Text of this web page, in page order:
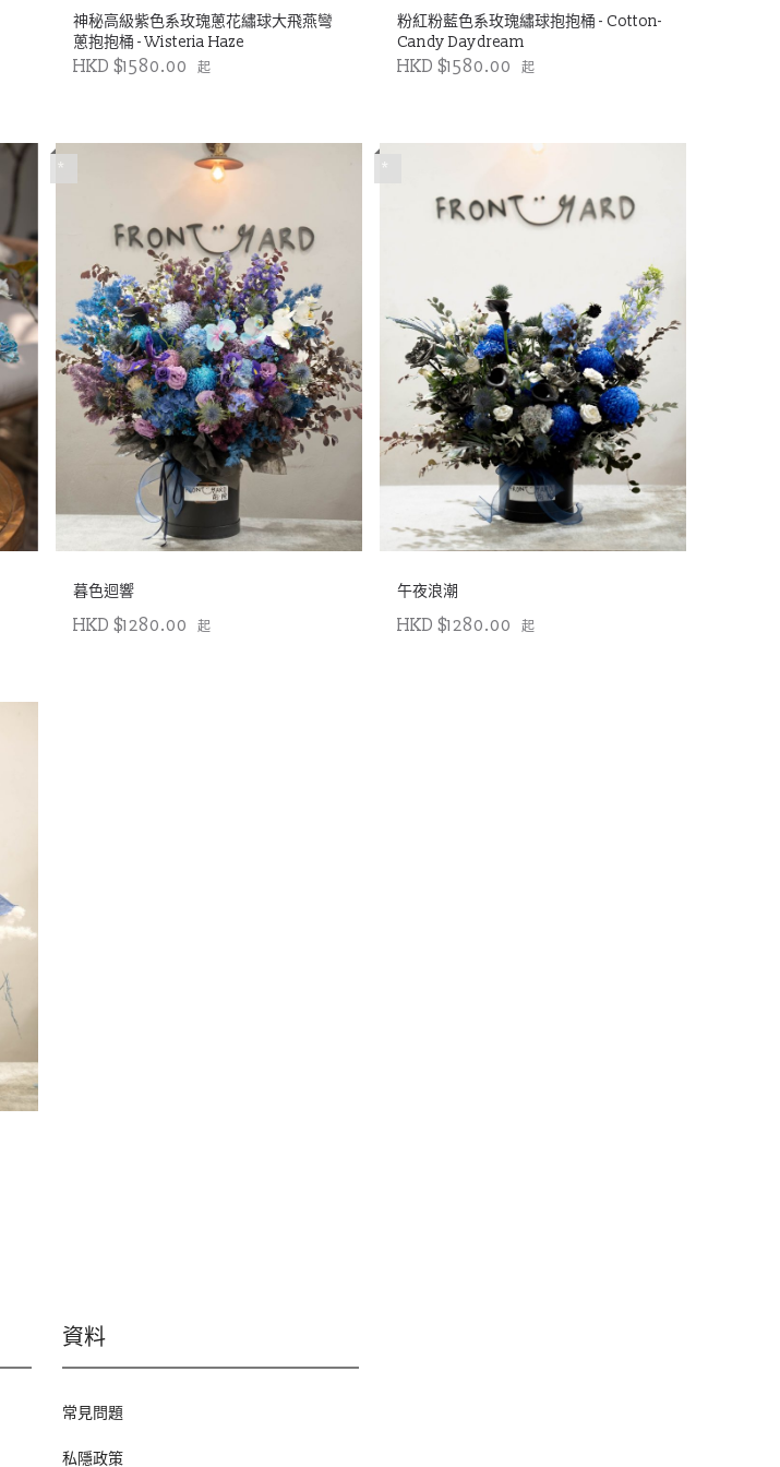
神秘高級紫色系玫瑰蔥花繡球大飛燕彎
蔥抱抱桶 - Wisteria Haze
HKD $1580.00 起
粉紅粉藍色系玫瑰繡球抱抱桶 - Cotton-
Candy Daydream
HKD $1580.00 起
*
暮色迴響
HKD $1280.00 起
*
午夜浪潮
HKD $1280.00 起
資料
常見問題
私隱政策